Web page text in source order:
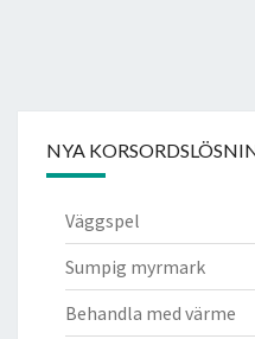
NYA
Väggspel
Sumpig myrmark
Behandla med värme